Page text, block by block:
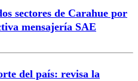
sectores de Carahue por
mensajería SAE
del país: revisa la